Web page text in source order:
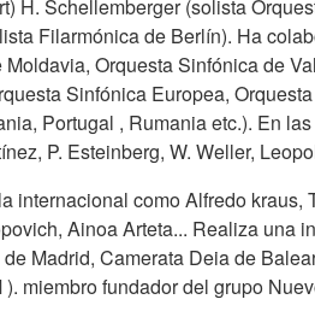
H. Schellemberger (solista
Filarmónica de Berlín). Ha
Orquesta Sinfónica de
Sinfónica Europea,
Portugal , Rumania etc.). En
P. Esteinberg, W. Weller,
internacional como Alfredo
Ainoa Arteta... Realiza
Madrid, Camerata Deia de
miembro fundador del grupo